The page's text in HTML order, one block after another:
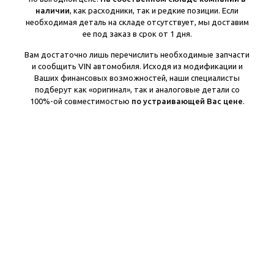
наличии , как расходники, так и редкие позиции. Если
необходимая деталь на складе отсутствует, мы доставим
ее под заказ в срок от 1 дня.
Вам достаточно лишь перечислить необходимые запчасти
и сообщить VIN автомобиля. Исходя из модификации и
Ваших финансовых возможностей, наши специалисты
подберут как «оригинал», так и аналоговые детали со
100%-ой совместимостью по устраивающей Вас цене